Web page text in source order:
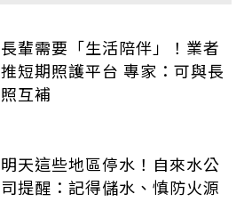
長輩需要「生活陪伴」！業者
推短期照護平台 專家：可與長
照互補
明天這些地區停水！自來水公
司提醒：記得儲水、慎防火源